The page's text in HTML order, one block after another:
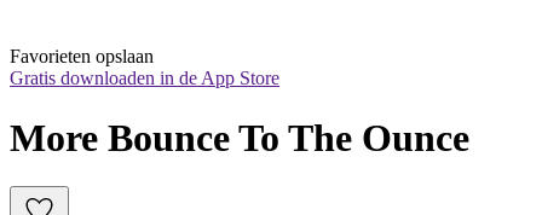
Favorieten opslaan
Gratis downloaden in de App Store
More Bounce To The Ounce